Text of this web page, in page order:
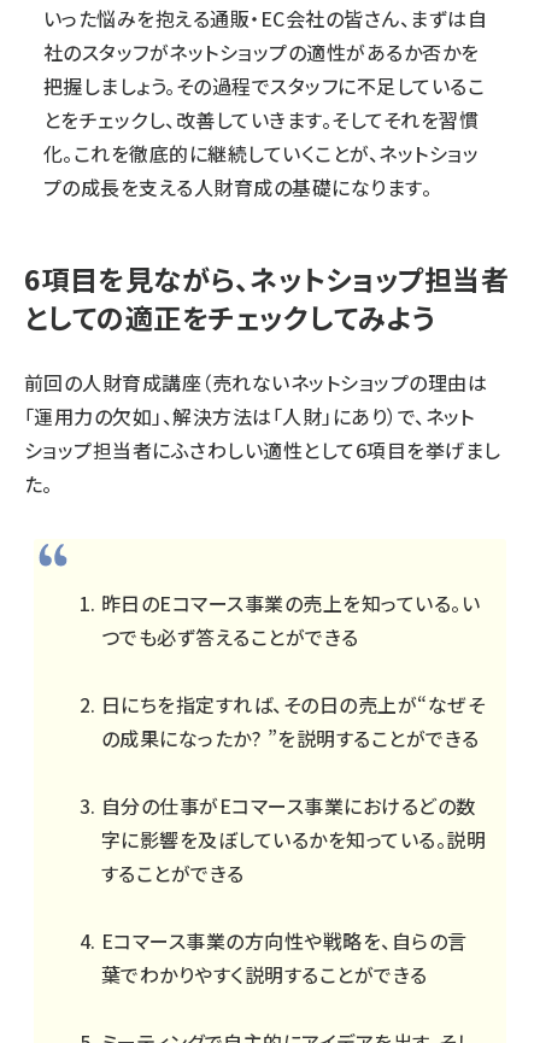
いった悩みを抱える通販・EC会社の皆さん、まずは自
社のスタッフがネットショップの適性があるか否かを
把握しましょう。その過程でスタッフに不足しているこ
とをチェックし、改善していきます。そしてそれを習慣
化。これを徹底的に継続していくことが、ネットショッ
プの成長を支える人財育成の基礎になります。
6項目を見ながら、ネットショップ担当者
としての適正をチェックしてみよう
前回の人財育成講座（売れないネットショップの理由は
「運用力の欠如」、解決方法は「人財」にあり）で、ネット
ショップ担当者にふさわしい適性として6項目を挙げまし
た。
昨日のEコマース事業の売上を知っている。い
つでも必ず答えることができる
日にちを指定すれば、その日の売上が“なぜそ
の成果になったか? ”を説明することができる
自分の仕事がEコマース事業におけるどの数
字に影響を及ぼしているかを知っている。説明
することができる
Eコマース事業の方向性や戦略を、自らの言
葉でわかりやすく説明することができる